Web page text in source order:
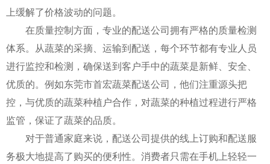
上缓解了价格波动的问题。
在质量控制方面，专业的配送公司拥有严格的质量检测
体系。从蔬菜的采摘、运输到配送，每个环节都有专业人员
进行监控和检测，确保送到客户手中的蔬菜是新鲜、安全、
优质的。例如东莞市首宏蔬菜配送公司，他们注重源头把
控，与优质的蔬菜种植户合作，对蔬菜的种植过程进行严格
监管，保证了蔬菜的品质。
对于普通家庭来说，配送公司提供的线上订购和配送服
务极大地提高了购买的便利性。消费者只需在手机上轻轻一